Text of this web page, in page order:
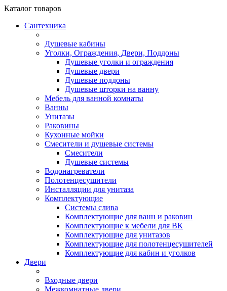
Каталог товаров
Сантехника
Душевые кабины
Уголки, Ограждения, Двери, Поддоны
Душевые уголки и ограждения
Душевые двери
Душевые поддоны
Душевые шторки на ванну
Мебель для ванной комнаты
Ванны
Унитазы
Раковины
Кухонные мойки
Смесители и душевые системы
Смесители
Душевые системы
Водонагреватели
Полотенцесушители
Инсталляции для унитаза
Комплектующие
Системы слива
Комплектующие для ванн и раковин
Комплектующие к мебели для ВК
Комплектующие для унитазов
Комплектующие для полотенцесушителей
Комплектующие для кабин и уголков
Двери
Входные двери
Межкомнатные двери